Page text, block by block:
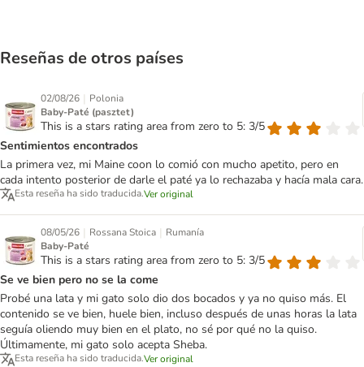
Reseñas de otros países
02/08/26 | Polonia
Baby-Paté (pasztet)
This is a stars rating area from zero to 5: 3/5
Sentimientos encontrados
La primera vez, mi Maine coon lo comió con mucho apetito, pero en
cada intento posterior de darle el paté ya lo rechazaba y hacía mala cara.
Esta reseña ha sido traducida.Ver original
08/05/26 | Rossana Stoica | Rumanía
Baby-Paté
This is a stars rating area from zero to 5: 3/5
Se ve bien pero no se la come
Probé una lata y mi gato solo dio dos bocados y ya no quiso más. El
contenido se ve bien, huele bien, incluso después de unas horas la lata
seguía oliendo muy bien en el plato, no sé por qué no la quiso.
Últimamente, mi gato solo acepta Sheba.
Esta reseña ha sido traducida.Ver original